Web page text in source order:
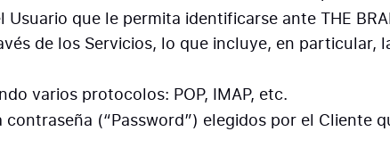
que le permita identificarse ante THE
de los Servicios, lo que incluye, en particular,
varios protocolos: POP, IMAP, etc.
(“Password”) elegidos por el Cliente